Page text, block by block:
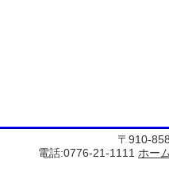
〒910-
電話:0776-21-1111 ホー